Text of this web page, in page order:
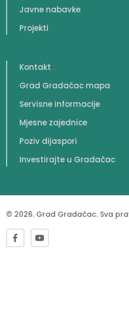
Javne nabavke
Projekti
Kontakt
Grad Gradačac mapa
Servisne informacije
Mjesne zajednice
Poziv dijaspori
Investirajte u Gradačac
© 2026. Grad Gradačac. Sva